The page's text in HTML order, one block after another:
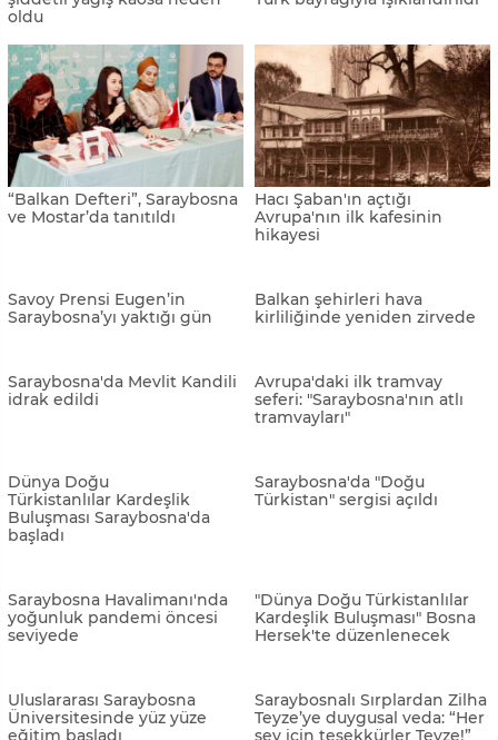
Saraybosna’da mevsimin ilk
karı
Saraybosna’da hava
kirliliğine karşı yeşil proje
Kızılay’dan Bosna Hersek’e
yardım
Saraybosna'da kıyamet
sahneleri
şiddetli yağış kaosa neden
oldu
Türk bayrağıyla ışıklandırıldı